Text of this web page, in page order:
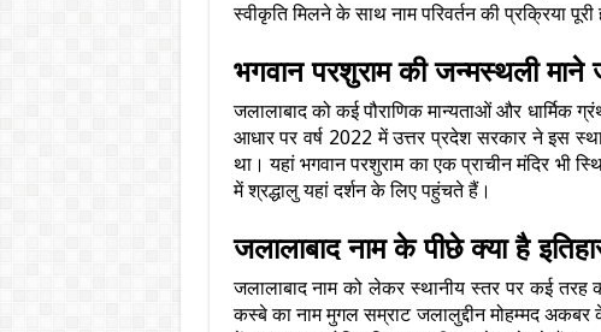
स्वीकृति मिलने के साथ नाम परिवर्तन की प्रक्रिया पूरी
भगवान परशुराम की जन्मस्थली माने
जलालाबाद को कई पौराणिक मान्यताओं और धार्मिक
आधार पर वर्ष 2022 में उत्तर प्रदेश सरकार ने इस
था। यहां भगवान परशुराम का एक प्राचीन मंदिर भी
में श्रद्धालु यहां दर्शन के लिए पहुंचते हैं।
जलालाबाद नाम के पीछे क्या है
जलालाबाद नाम को लेकर स्थानीय स्तर पर कई
कस्बे का नाम मुगल सम्राट जलालुद्दीन मोहम्मद